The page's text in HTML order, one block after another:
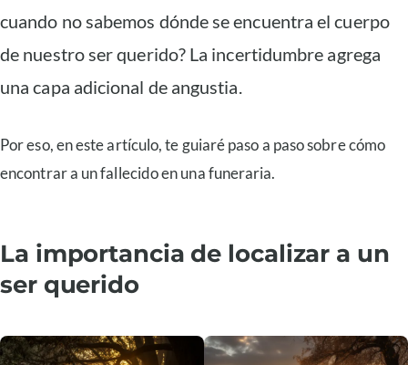
cuando no sabemos dónde se encuentra el cuerpo
de nuestro ser querido? La incertidumbre agrega
una capa adicional de angustia.
Por eso, en este artículo, te guiaré paso a paso sobre cómo
encontrar a un fallecido en una funeraria.
La importancia de localizar a un
ser querido